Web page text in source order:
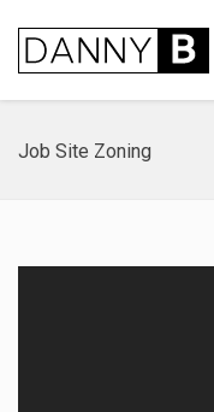
Job Site Zoning